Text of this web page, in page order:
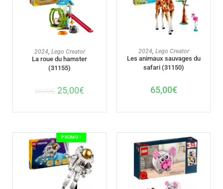
2024 Lego Creator
La roue du hamster
(31155)
29,99€ 25,00€
AJOUTER AU PANIER
2024, Lego Creator
Les animaux sauvages du
safari (31150)
65,00€
PROMO !